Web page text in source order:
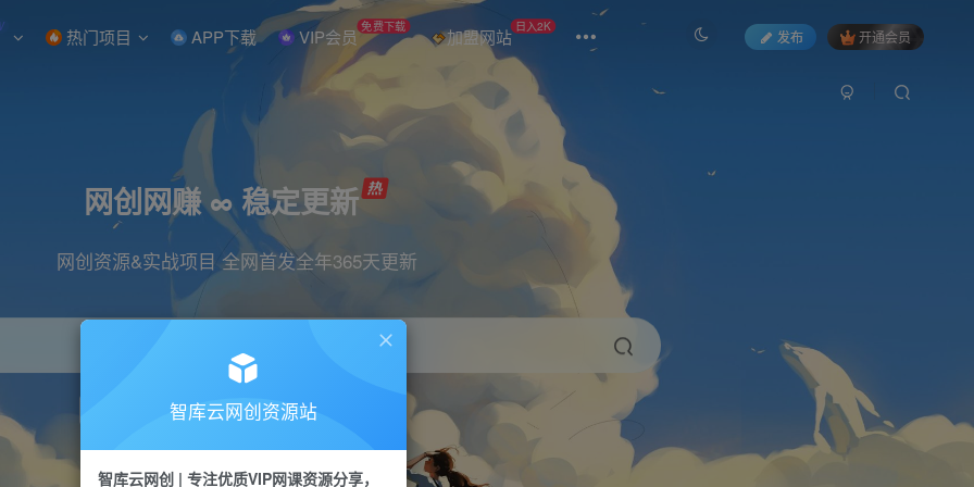
热门项目 APP下载 VIP会员 免费下载 加盟网站 日入2K
发布 开通会员
网创网赚 ∞ 稳定更新
网创资源&实战项目 全网首发全年365天更新
直播 小红书 剪辑
智库云网创资源站
智库云网创 | 专注优质VIP网课资源分享，